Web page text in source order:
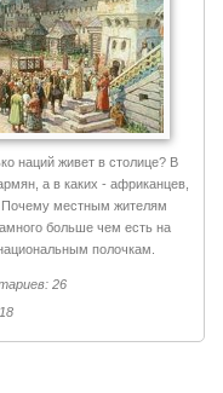
наций живет в столице? В
а в каких - африканцев,
Почему местным жителям
больше чем есть на
полочкам.
26